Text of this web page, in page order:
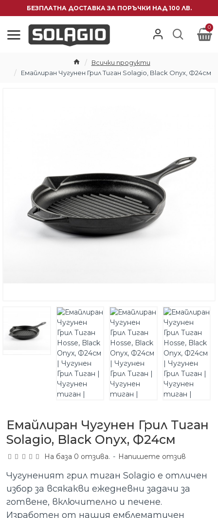
БЕЗПЛАТНА ДОСТАВКА ЗА ПОРЪЧКИ НАД 100 ЛВ.
0
Всички продукти
Емайлиран Чугунен Грил Тиган Solagio, Black Onyx, Ф24см
Емайлиран Чугунен Грил Тиган
Solagio, Black Onyx, Ф24см
Чугуненият грил тиган Solagio е отличен
избор за всякакви ежедневни задачи за
готвене, включително и печене.
Изработен от нашия емблематичен
На база 0 отзива. - Напишете отзив